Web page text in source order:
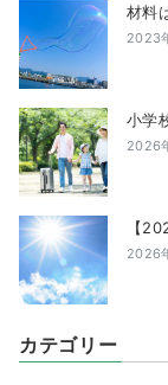
材料
2023
小学
2026
【
2026
カテゴリー